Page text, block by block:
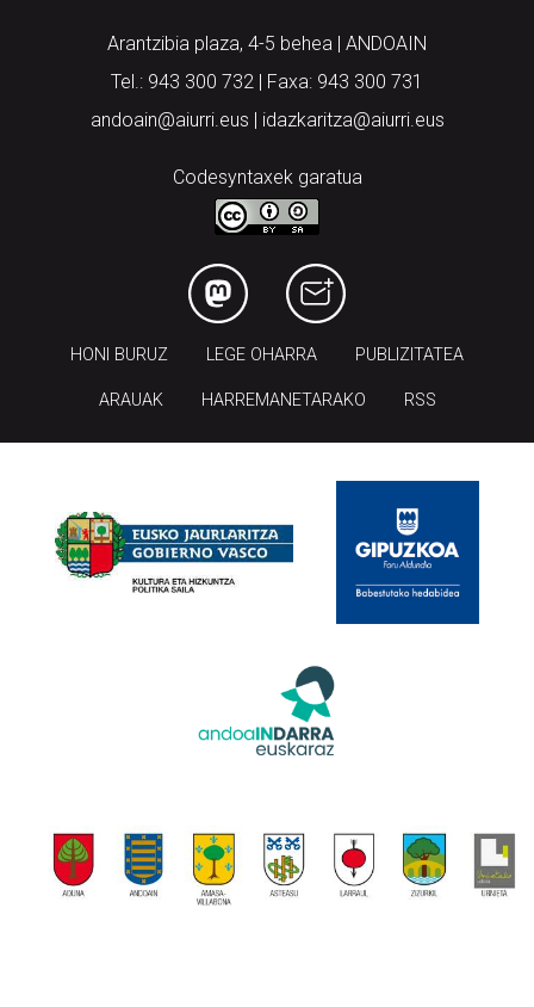
Arantzibia plaza, 4-5 behea | ANDOAIN
Tel.: 943 300 732 | Faxa: 943 300 731
andoain@aiurri.eus | idazkaritza@aiurri.eus
Codesyntaxek garatua
HONI BURUZ LEGE OHARRA PUBLIZITATEA
ARAUAK HARREMANETARAKO RSS